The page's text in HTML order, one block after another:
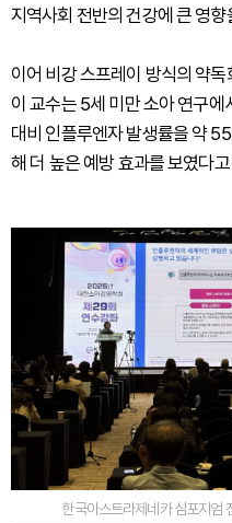
지역사회 전반의 건강에 큰 영
이어 비강 스프레이 방식의 약
이 교수는 5세 미만 소아 연구
대비 인플루엔자 발생률을 약
해 더 높은 예방 효과를 보였다
한국아스트라제네카 심포지엄